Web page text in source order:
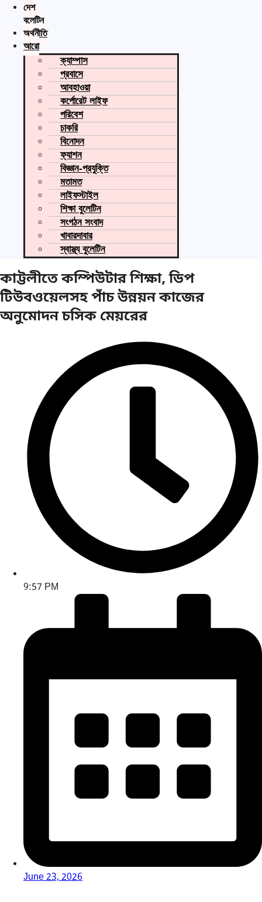
দেশ
বুলেটিন
অর্থনীতি
আরো
ক্যাম্পাস
প্রবাসে
আবহাওয়া
কর্পোরেট লাইফ
পরিবেশ
চাকরি
বিনোদন
ফ্যাশন
বিজ্ঞান-প্রযুক্তি
মতামত
লাইফস্টাইল
শিক্ষা বুলেটিন
সংগঠন সংবাদ
খাবারদাবার
স্বাস্থ্য বুলেটিন
কাট্টলীতে কম্পিউটার শিক্ষা, ডিপ
টিউবওয়েলসহ পাঁচ উন্নয়ন কাজের
অনুমোদন চসিক মেয়রের
9:57 PM
June 23, 2026